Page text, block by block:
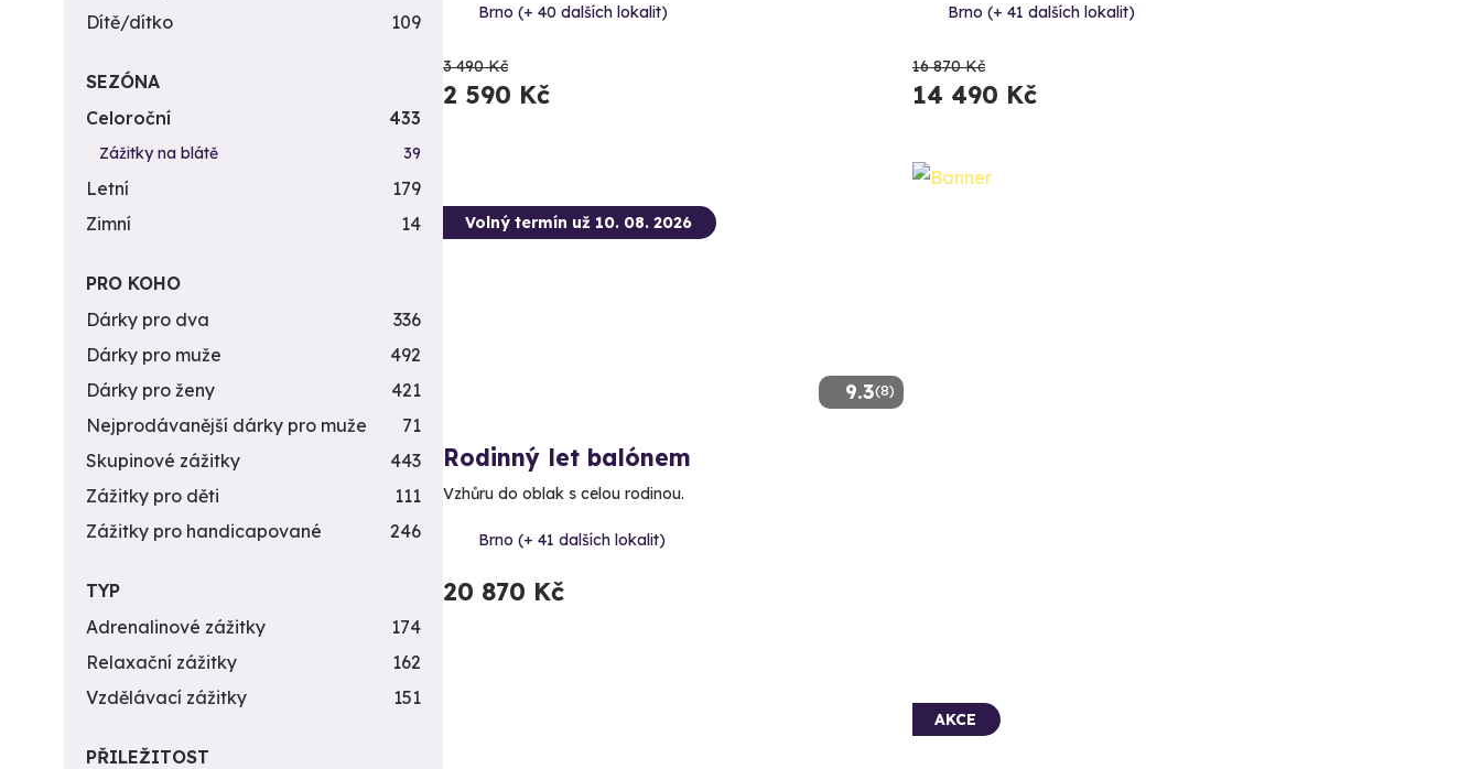
Brno (+ 40 dalších lokalit)
3 490 Kč
2 590 Kč
Brno (+ 41 dalších lokalit)
16 870 Kč
14 490 Kč
9.3(8)
Volný termín už 10. 08. 2026
Rodinný let balónem
Vzhůru do oblak s celou rodinou.
Brno (+ 41 dalších lokalit)
20 870 Kč
AKCE
Dítě/dítko
109
SEZÓNA
Celoroční
433
Zážitky na blátě 39
Letní
179
Zimní
14
PRO KOHO
Dárky pro dva
336
Dárky pro muže
492
Dárky pro ženy
421
Nejprodávanější dárky pro muže
71
Skupinové zážitky
443
Zážitky pro děti
111
Zážitky pro handicapované
246
TYP
Adrenalinové zážitky
174
Relaxační zážitky
162
Vzdělávací zážitky
151
PŘILEŽITOST